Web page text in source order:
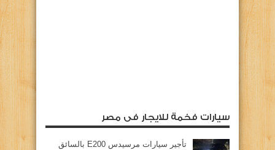
سيارات فخمة للايجار فى مصر
تأجير سيارات مرسيدس E200 بالسائق